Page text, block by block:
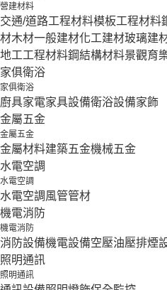
營建材料
交通/道路工程材料模板工程材料
材木材一般建材化工建材玻璃建
地工工程材料鋼結構材料景觀育
家俱衛浴
家俱衛浴
廚具家電家具設備衛浴設備家飾
金屬五金
金屬五金
金屬材料建築五金機械五金
水電空調
水電空調
水電空調風管管材
機電消防
機電消防
消防設備機電設備空壓油壓排煙
照明通訊
照明通訊